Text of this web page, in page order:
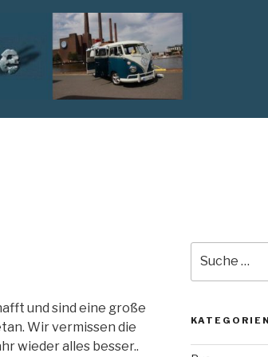
und sind eine große
Wir vermissen die
wieder alles besser..
nach:
KATEGORIEN